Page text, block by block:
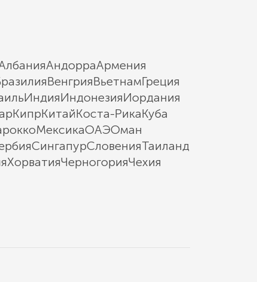
АндорраАрмения
ВенгрияВьетнамГреция
ИндияИндонезияИордания
КипрКитайКоста-РикаКуба
МексикаОАЭОман
СингапурСловенияТаиланд
ХорватияЧерногорияЧехия